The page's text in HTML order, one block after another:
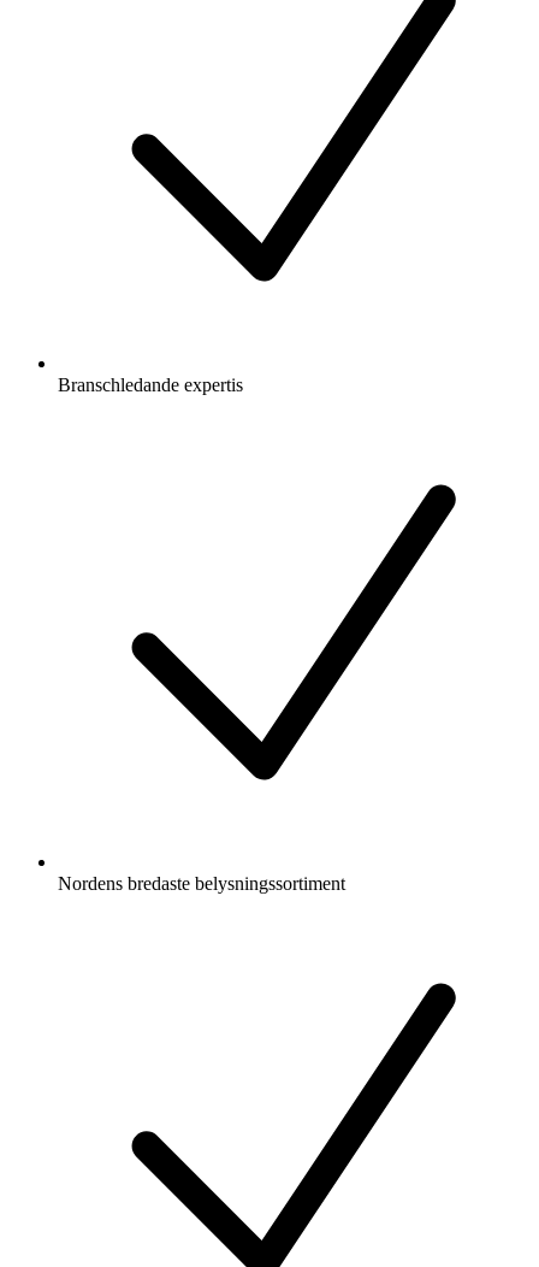
Branschledande expertis
Nordens bredaste belysningssortiment